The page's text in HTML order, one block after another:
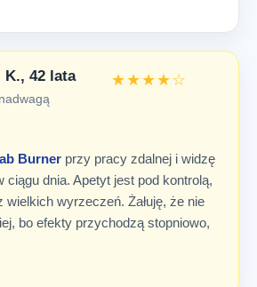
K., 42 lata ★★★★☆
Burner przy pracy zdalnej i widzę
ciągu dnia. Apetyt jest pod kontrolą,
wielkich wyrzeczeń. Żałuję, że nie
bo efekty przychodzą stopniowo,